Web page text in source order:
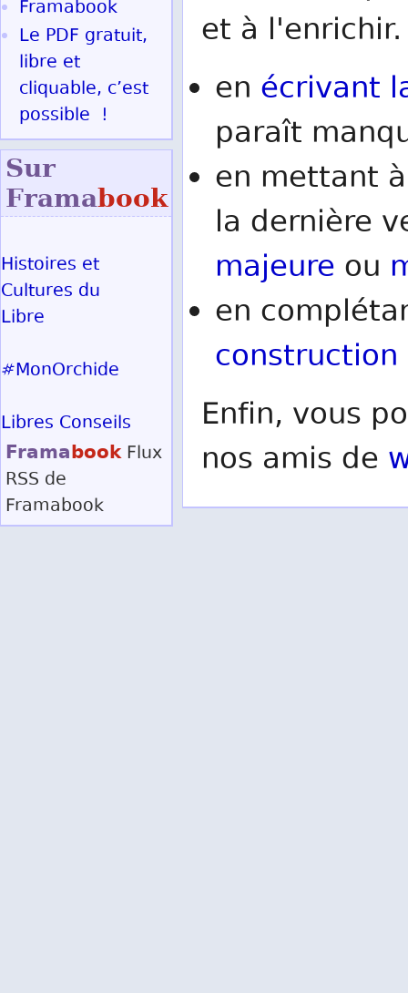
et à l'enrichir.
en écrivant
paraît
en mettant
la dernière
majeure ou
en
construction
Enfin, vous
nos amis de
Framabook
Le PDF gratuit,
libre et
cliquable, c’est
possible !
Sur
Framabook
Histoires et
Cultures du
Libre
#MonOrchide
Libres Conseils
Framabook Flux
RSS de
Framabook